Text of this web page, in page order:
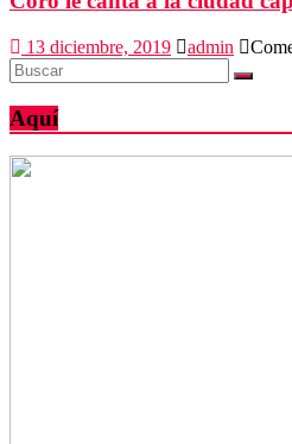
13 diciembre, 2019 admin
Aquí